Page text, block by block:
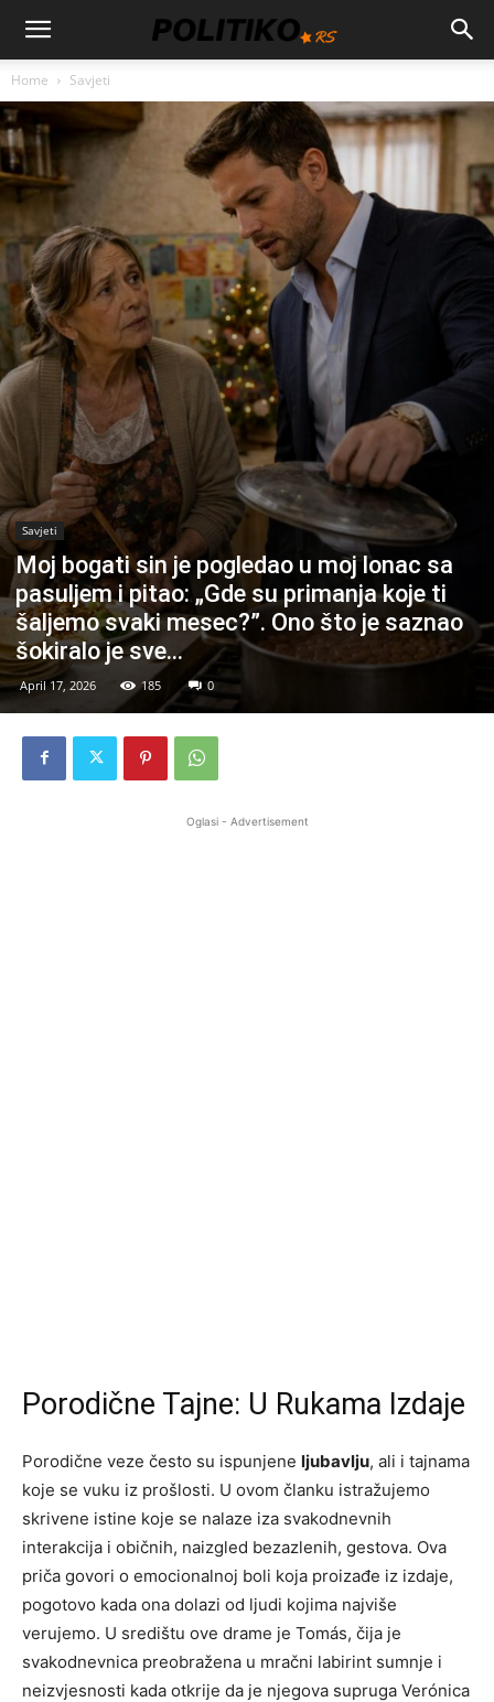
Home Savjeti
Savjeti
Moj bogati sin je pogledao u moj lonac sa
pasuljem i pitao: „Gde su primanja koje ti
šaljemo svaki mesec?”. Ono što je saznao
šokiralo je sve…
April 17, 2026 185 0
Oglasi - Advertisement
Porodične Tajne: U Rukama Izdaje
Porodične veze često su ispunjene ljubavlju, ali i tajnama
koje se vuku iz prošlosti. U ovom članku istražujemo
skrivene istine koje se nalaze iza svakodnevnih
interakcija i običnih, naizgled bezazlenih, gestova. Ova
priča govori o emocionalnoj boli koja proizađe iz izdaje,
pogotovo kada ona dolazi od ljudi kojima najviše
verujemo. U središtu ove drame je Tomás, čija je
svakodnevnica preobražena u mračni labirint sumnje i
neizvjesnosti kada otkrije da je njegova supruga Verónica